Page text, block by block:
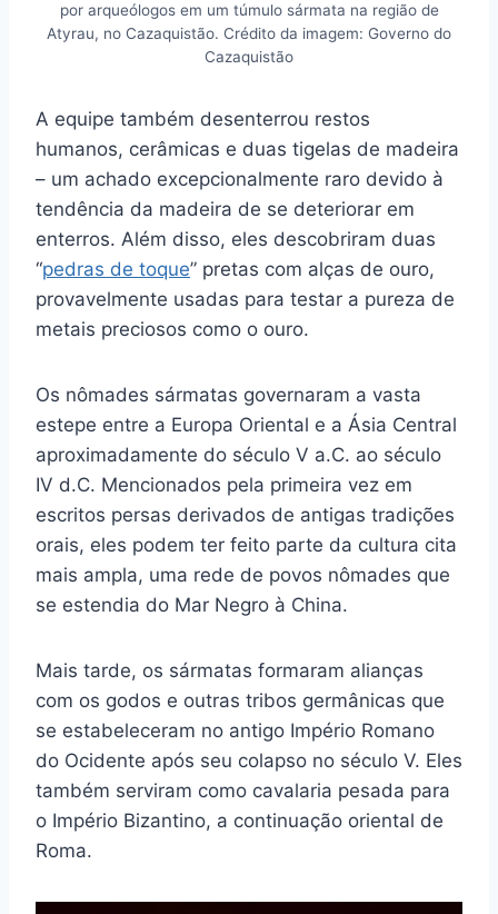
por arqueólogos em um túmulo sármata na região de
Atyrau, no Cazaquistão. Crédito da imagem: Governo do
Cazaquistão
A equipe também desenterrou restos
humanos, cerâmicas e duas tigelas de madeira
– um achado excepcionalmente raro devido à
tendência da madeira de se deteriorar em
enterros. Além disso, eles descobriram duas
“pedras de toque” pretas com alças de ouro,
provavelmente usadas para testar a pureza de
metais preciosos como o ouro.
Os nômades sármatas governaram a vasta
estepe entre a Europa Oriental e a Ásia Central
aproximadamente do século V a.C. ao século
IV d.C. Mencionados pela primeira vez em
escritos persas derivados de antigas tradições
orais, eles podem ter feito parte da cultura cita
mais ampla, uma rede de povos nômades que
se estendia do Mar Negro à China.
Mais tarde, os sármatas formaram alianças
com os godos e outras tribos germânicas que
se estabeleceram no antigo Império Romano
do Ocidente após seu colapso no século V. Eles
também serviram como cavalaria pesada para
o Império Bizantino, a continuação oriental de
Roma.